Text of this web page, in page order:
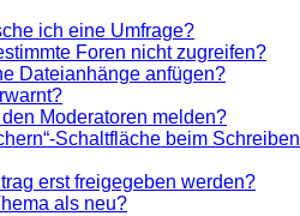
ich eine Umfrage?
Foren nicht zugreifen?
Dateianhänge anfügen?
Moderatoren melden?
Schaltfläche beim Schreiben
erst freigegeben werden?
als neu?